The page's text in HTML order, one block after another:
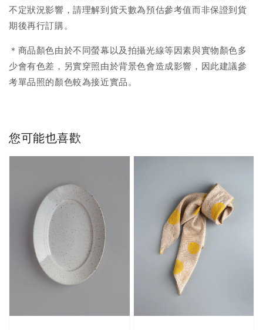
不定狀況影響，請理解到貨天數為預估參考值而非保證到貨
期後再行訂購。
＊商品顏色由於不同螢幕以及拍攝光線等因素與實物顏色多
少會有色差，另實穿照由於背景色會造成影響，因此建議參
考單品照的顏色較為接近實品。
您可能也喜歡